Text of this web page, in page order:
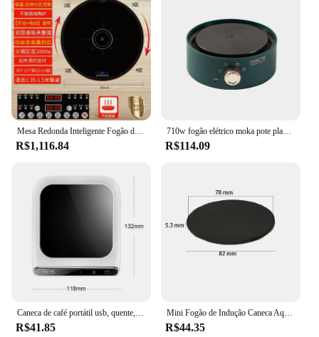
R$1,116.84
710w fogão elétrico moka pote placa de aquecimento portátil bancada placa quente para café chá aquecedor água chá fabricante 220v
R$114.09
R$41.85
Mini Fogão de Indução Caneca Aquecedor, Aquecedor de Copo, Almofada de Aquecimento, Placa Elétrica Quente, 220V, 5 Engrenagem, 100 °C
R$44.35